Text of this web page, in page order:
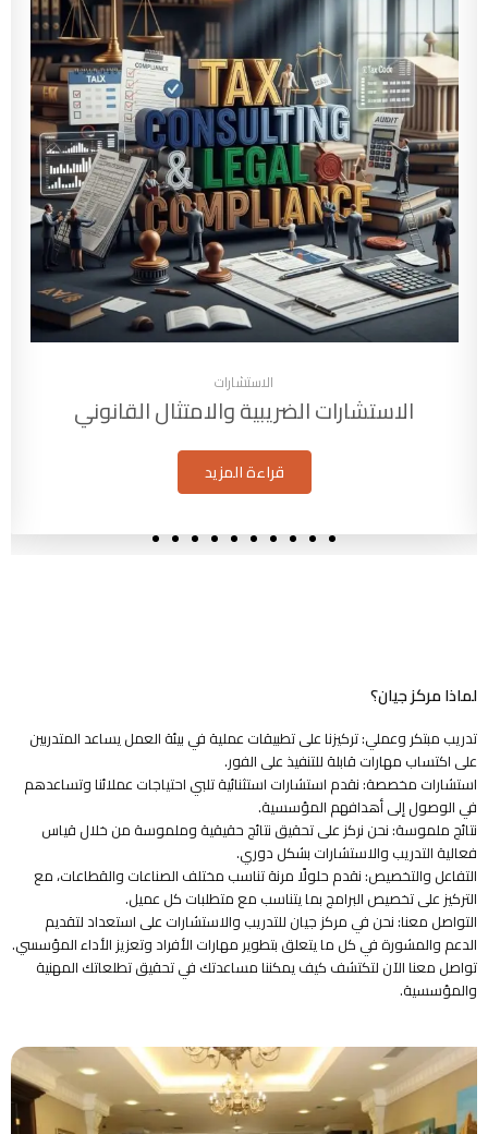
الاستشارات
الاستشارات الضريبية والامتثال القانوني
قراءة المزيد
لماذا مركز جيان؟
تدريب مبتكر وعملي: تركيزنا على تطبيقات عملية في بيئة العمل يساعد المتدربين
على اكتساب مهارات قابلة للتنفيذ على الفور.
استشارات مخصصة: نقدم استشارات استثنائية تلبي احتياجات عملائنا وتساعدهم
في الوصول إلى أهدافهم المؤسسية.
نتائج ملموسة: نحن نركز على تحقيق نتائج حقيقية وملموسة من خلال قياس
فعالية التدريب والاستشارات بشكل دوري.
التفاعل والتخصيص: نقدم حلولًا مرنة تناسب مختلف الصناعات والقطاعات، مع
التركيز على تخصيص البرامج بما يتناسب مع متطلبات كل عميل.
التواصل معنا: نحن في مركز جيان للتدريب والاستشارات على استعداد لتقديم
الدعم والمشورة في كل ما يتعلق بتطوير مهارات الأفراد وتعزيز الأداء المؤسسي.
تواصل معنا الآن لتكتشف كيف يمكننا مساعدتك في تحقيق تطلعاتك المهنية
والمؤسسية.